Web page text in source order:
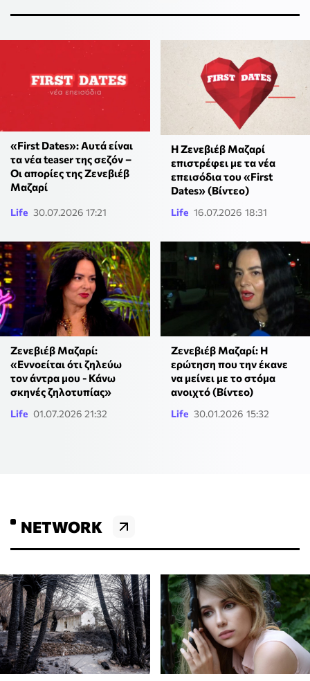
«First Dates»: Αυτά είναι
τα νέα teaser της σεζόν –
Οι απορίες της Ζενεβιέβ
Μαζαρί
Life 30.07.2026 17:21
Η Ζενεβιέβ Μαζαρί
επιστρέφει με τα νέα
επεισόδια του «First
Dates» (Βίντεο)
Life 16.07.2026 18:31
Ζενεβιέβ Μαζαρί:
«Εννοείται ότι ζηλεύω
τον άντρα μου - Κάνω
σκηνές ζηλοτυπίας»
Life 01.07.2026 21:32
Ζενεβιέβ Μαζαρί: Η
ερώτηση που την έκανε
να μείνει με το στόμα
ανοιχτό (Βίντεο)
Life 30.01.2026 15:32
NETWORK